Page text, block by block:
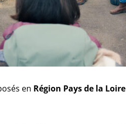
en Région Pays de la Loire